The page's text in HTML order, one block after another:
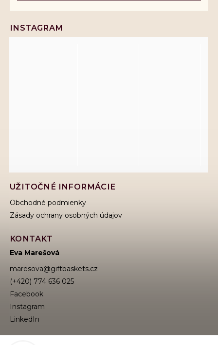
UŽITOČNÉ INFORMÁCIE
Obchodné podmienky
Zásady ochrany osobných údajov
KONTAKT
Eva Marešová
maresova@giftbaskets.cz
(+420) 774 636 025
Facebook
Instagram
INSTAGRAM